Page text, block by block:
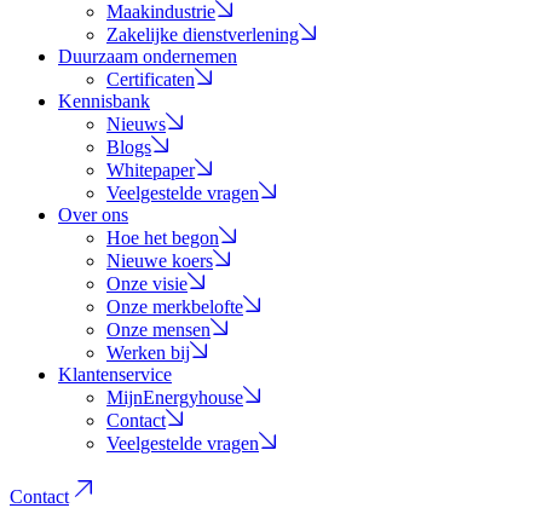
Maakindustrie
Zakelijke dienstverlening
Duurzaam ondernemen
Certificaten
Kennisbank
Nieuws
Blogs
Whitepaper
Veelgestelde vragen
Over ons
Hoe het begon
Nieuwe koers
Onze visie
Onze merkbelofte
Onze mensen
Werken bij
Klantenservice
MijnEnergyhouse
Contact
Veelgestelde vragen
Contact